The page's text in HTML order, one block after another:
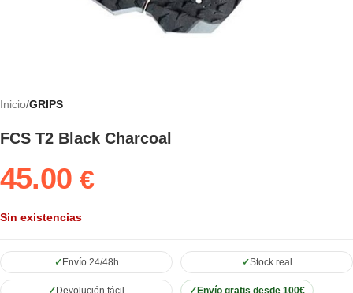
Inicio GRIPS
FCS T2 Black Charcoal
45.00€
Sin existencias
Envío 24/48h Stock real
Devolución fácil Envío gratis desde 100€